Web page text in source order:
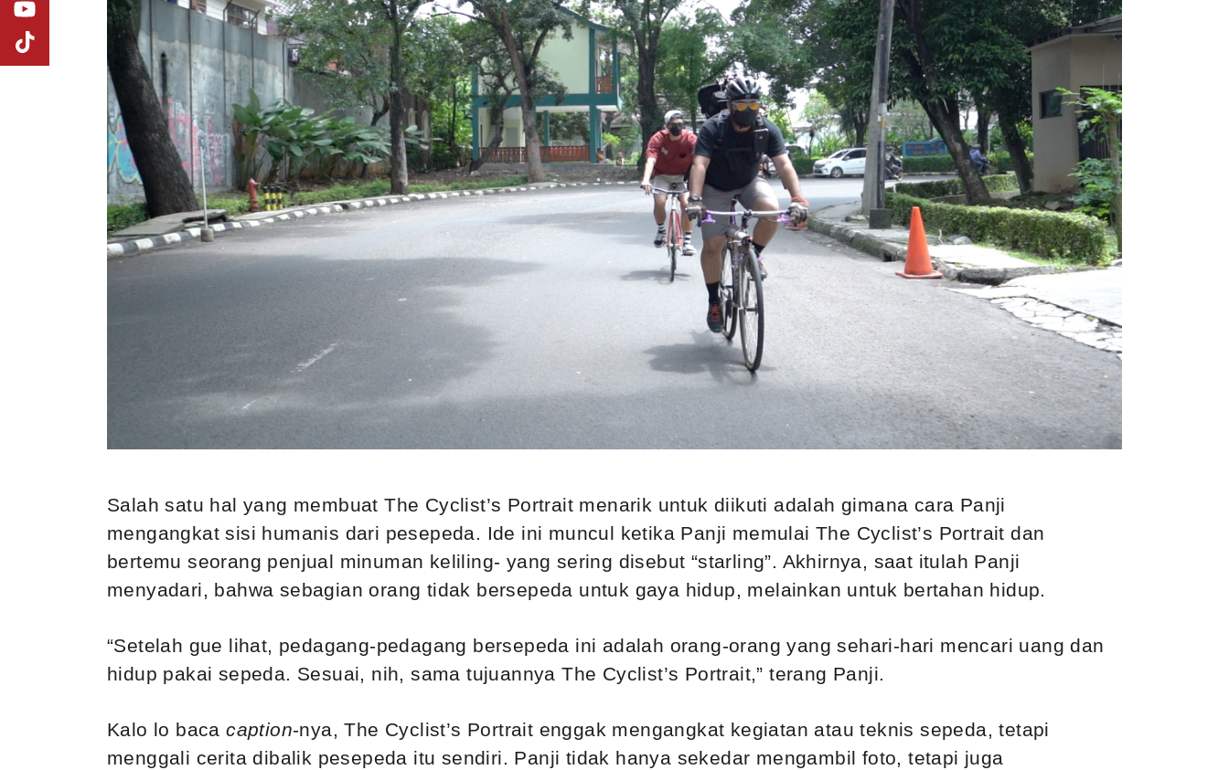
Salah satu hal yang membuat The Cyclist’s Portrait menarik untuk diikuti adalah gimana cara Panji
mengangkat sisi humanis dari pesepeda. Ide ini muncul ketika Panji memulai The Cyclist’s Portrait dan
bertemu seorang penjual minuman keliling- yang sering disebut “starling”. Akhirnya, saat itulah Panji
menyadari, bahwa sebagian orang tidak bersepeda untuk gaya hidup, melainkan untuk bertahan hidup.
“Setelah gue lihat, pedagang-pedagang bersepeda ini adalah orang-orang yang sehari-hari mencari uang dan
hidup pakai sepeda. Sesuai, nih, sama tujuannya The Cyclist’s Portrait,” terang Panji.
Kalo lo bacacaption-nya, The Cyclist’s Portrait enggak mengangkat kegiatan atau teknis sepeda, tetapi
menggali cerita dibalik pesepeda itu sendiri. Panji tidak hanya sekedar mengambil foto, tetapi juga